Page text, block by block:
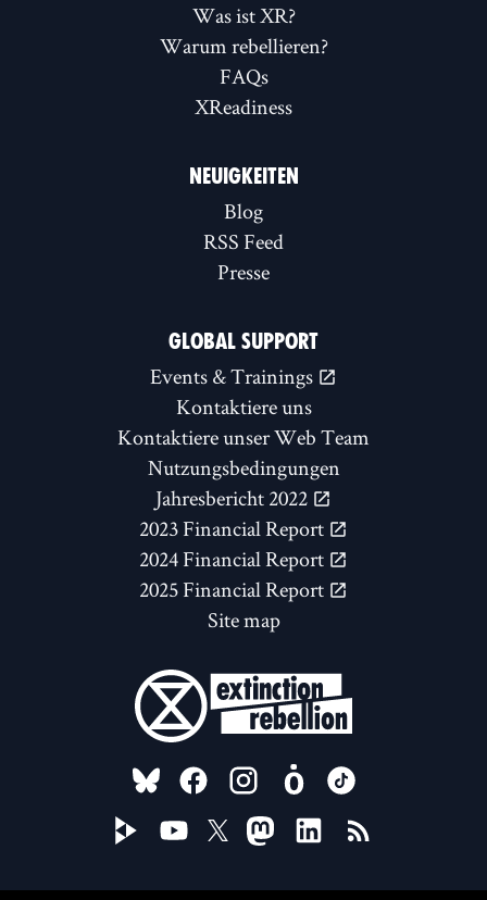
Was ist XR?
Warum rebellieren?
FAQs
XReadiness
NEUIGKEITEN
Blog
RSS Feed
Presse
GLOBAL SUPPORT
Events & Trainings
Kontaktiere uns
Kontaktiere unser Web Team
Nutzungsbedingungen
Jahresbericht 2022
2023 Financial Report
2024 Financial Report
2025 Financial Report
Site map
FOLLOW US ON